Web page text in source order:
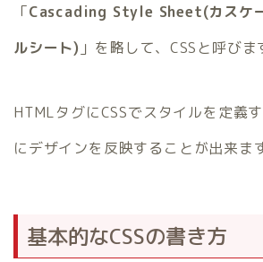
「Cascading Style Sheet(カスケ
ルシート) 」を略して、CSSと呼びま
HTMLタグにCSSでスタイルを定義
にデザインを反映することが出来ま
基本的なCSSの書き方